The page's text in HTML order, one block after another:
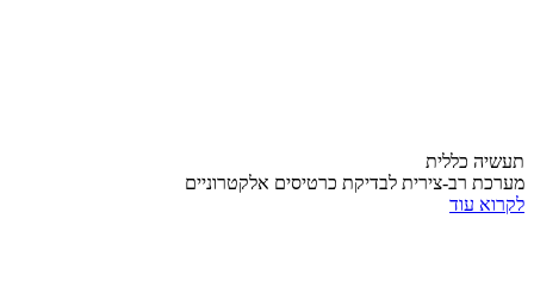
תעשיה כללית
מערכת רב-צירית לבדיקת כרטיסים אלקטרוניים
לקרוא עוד